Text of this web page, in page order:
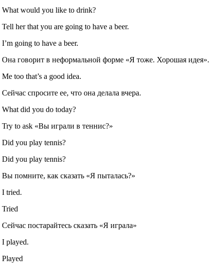
What would you like to drink?
Tell her that you are going to have a beer.
I’m going to have a beer.
Она говорит в неформальной форме «Я тоже. Хорошая идея».
Me too that’s a good idea.
Сейчас спросите ее, что она делала вчера.
What did you do today?
Try to ask «Вы играли в теннис?»
Did you play tennis?
Did you play tennis?
Вы помните, как сказать «Я пыталась?»
I tried.
Tried
Сейчас постарайтесь сказать «Я играла»
I played.
Played